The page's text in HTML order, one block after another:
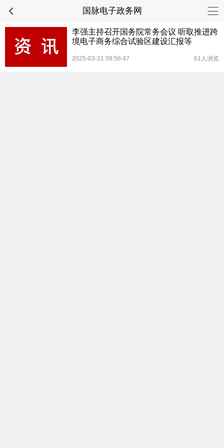
国脉电子政务网
李强主持召开国务院常务会议 听取推进跨
境电子商务综合试验区建设汇报等
2025-03-31 09:56:47 61人浏览